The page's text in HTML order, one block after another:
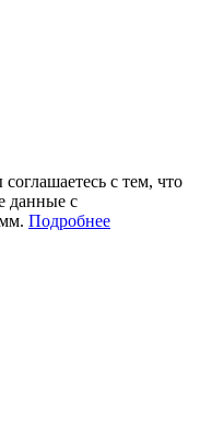
с тем, что
данные с
Подробнее